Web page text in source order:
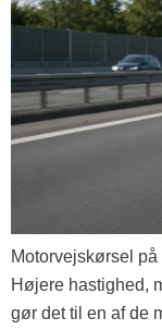
Motorvejskørsel
Højere hastighed,
gør det til en af de